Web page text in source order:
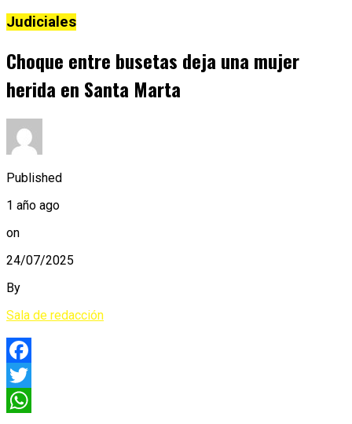
Judiciales
Choque entre busetas deja una mujer
herida en Santa Marta
Published
1 año ago
on
24/07/2025
By
Sala de redacción
Facebook
Twitter